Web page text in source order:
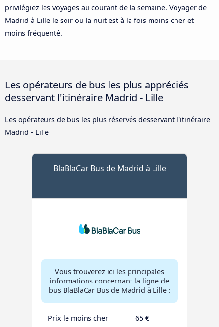
privilégiez les voyages au courant de la semaine. Voyager de
Madrid à Lille le soir ou la nuit est à la fois moins cher et
moins fréquenté.
Les opérateurs de bus les plus appréciés
desservant l'itinéraire Madrid - Lille
Les opérateurs de bus les plus réservés desservant l'itinéraire
Madrid - Lille
BlaBlaCar Bus de Madrid à Lille
Vous trouverez ici les principales
informations concernant la ligne de
bus BlaBlaCar Bus de Madrid à Lille :
Prix le moins cher
65 €